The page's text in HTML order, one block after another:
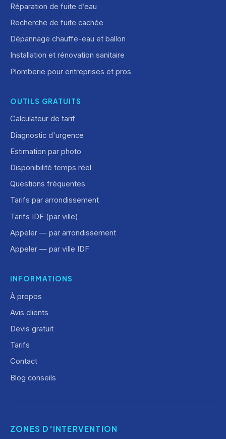
Réparation de fuite d’eau
Recherche de fuite cachée
Dépannage chauffe-eau et ballon
Installation et rénovation sanitaire
Plomberie pour entreprises et pros
OUTILS GRATUITS
Calculateur de tarif
Diagnostic d'urgence
Estimation par photo
Disponibilité temps réel
Questions fréquentes
Tarifs par arrondissement
Tarifs IDF (par ville)
Appeler — par arrondissement
Appeler — par ville IDF
INFORMATIONS
À propos
Avis clients
Devis gratuit
Tarifs
Contact
Blog conseils
ZONES D'INTERVENTION